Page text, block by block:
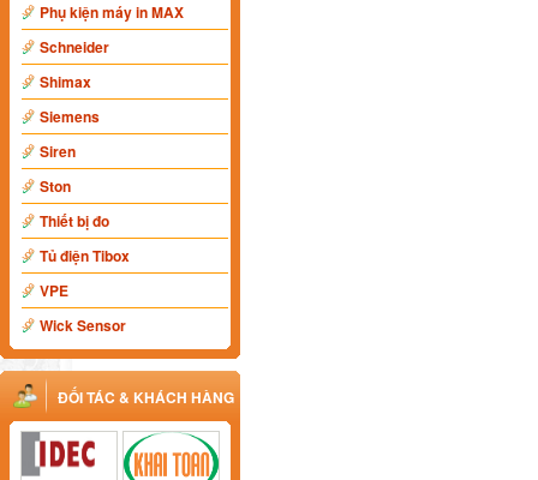
Phụ kiện máy in MAX
Schneider
Shimax
Siemens
Siren
Ston
Thiết bị đo
Tủ điện Tibox
VPE
Wick Sensor
ĐỐI TÁC & KHÁCH HÀNG